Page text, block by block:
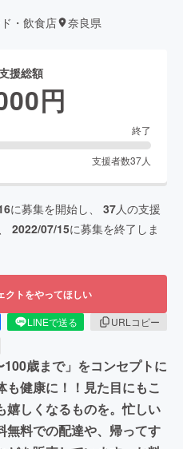
・飲食店 奈良県
援総額
円
終了
支援者数37人
に募集を開始し、 37人の支援
2022/07/15に募集を終了しま
クトをやってほしい
LINEで送る
URLコピー
歳まで」をコンセプトに
健康に！！見た目にもこ
嬉しくなるものを。忙しい
無料での配達や、帰ってす